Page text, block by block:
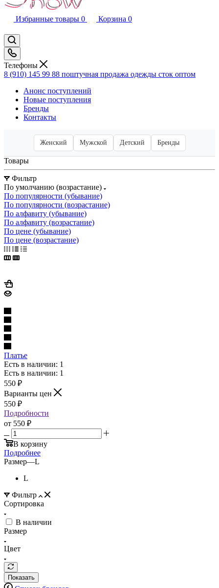
Избранные товары 0 Корзина 0
Телефоны
8 (910) 145 99 88 поштучная продажа одежды сток оптом
Анонс поступлений
Новые поступления
Бренды
Контакты
Женский Мужской Детский Бренды
Товары
Фильтр
По умолчанию (возрастание)
По популярности (убывание)
По популярности (возрастание)
По алфавиту (убывание)
По алфавиту (возрастание)
По цене (убывание)
По цене (возрастание)
Платье
Есть в наличии: 1
Есть в наличии: 1
550 ₽
Варианты цен
550 ₽
Подробности
от 550 ₽
В корзину
Подробнее
Размер—L
L
Фильтр
Сортировка
В наличии
Размер
Цвет
Показать